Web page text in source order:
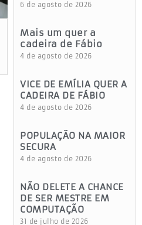
6 de agosto de 2026
Mais um quer a
cadeira de Fábio
4 de agosto de 2026
VICE DE EMÍLIA QUER A
CADEIRA DE FÁBIO
4 de agosto de 2026
POPULAÇÃO NA MAIOR
SECURA
4 de agosto de 2026
NÃO DELETE A CHANCE
DE SER MESTRE EM
COMPUTAÇÃO
31 de julho de 2026